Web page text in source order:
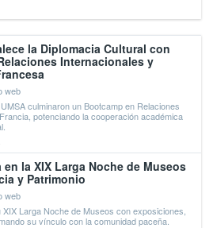
la Diplomacia Cultural con
Internacionales y
web
culminaron un Bootcamp en Relaciones
potenciando la cooperación académica
en la XIX Larga Noche de Museos
y Patrimonio
web
Larga Noche de Museos con exposiciones,
su vínculo con la comunidad paceña.